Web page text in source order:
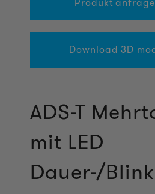
Download 3D
ADS-T
mit LED
Dauer-/